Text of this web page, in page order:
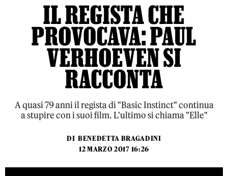
IL REGISTA CHE
PROVOCAVA: PAUL
VERHOEVEN SI
RACCONTA
A quasi 79 anni il regista di "Basic Instinct" continua
a stupire con i suoi film. L'ultimo si chiama "Elle"
DI BENEDETTA BRAGADINI
12 MARZO 2017 16:26